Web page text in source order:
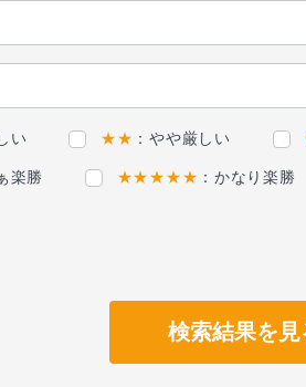
い ★★ ：やや厳しい
楽勝 ★★★★★ ：かなり楽勝
検索結果を見